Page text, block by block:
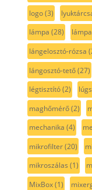
logo(3)
lámpa (28)
lángelosztó-rózsa
lángosztó-tető(27)
légtisztító(2)
maghőmérő(2)
mechanika (4)
mikrofilter(20)
mikroszálas (1)
MixBox(1)